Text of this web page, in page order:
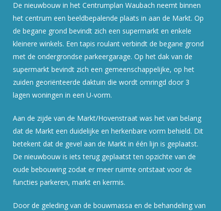
De nieuwbouw in het Centrumplan Waubach neemt binnen
het centrum een beeldbepalende plaats in aan de Markt. Op
de begane grond bevindt zich een supermarkt en enkele
kleinere winkels. Een tapis roulant verbindt de begane grond
met de ondergrondse parkeergarage. Op het dak van de
supermarkt bevindt zich een gemeenschappelijke, op het
zuiden georiënteerde daktuin die wordt omringd door 3
lagen woningen in een U-vorm.
Aan de zijde van de Markt/Hovenstraat was het van belang
dat de Markt een duidelijke en herkenbare vorm behield. Dit
betekent dat de gevel aan de Markt in één lijn is geplaatst.
De nieuwbouw is iets terug geplaatst ten opzichte van de
oude bebouwing zodat er meer ruimte ontstaat voor de
functies parkeren, markt en kermis.
Door de geleding van de bouwmassa en de behandeling van